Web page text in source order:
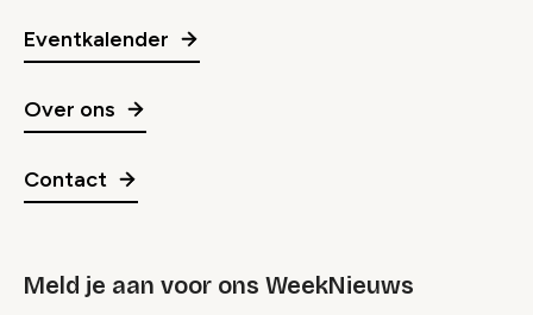
Eventkalender
Over ons
Contact
Meld je aan voor ons WeekNieuws